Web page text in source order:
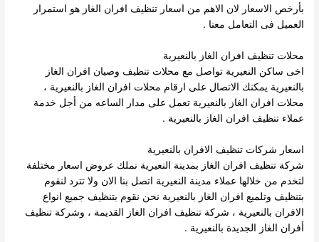
بأرخص الاسعار لان الاهم من اسعار تنظيف افران الغاز هو استمرار
العميل فى التعامل معنا .
محلات تنظيف افران الغاز بالنعيرية
اخى ساكن النعيرية تواصل مع محلات تنظيف وصيان افران الغاز
بالنعيرية يمكنك الاتصال على ارقام محلات افران الغاز بالنعيرية ،
محلات افران الغاز بالنعيرية تعمل على مدار الساعه من أجل خدمة
عملاء تنظيف افران الغاز بالنعيرية .
اسعار شركات تنظيف الافران بالنعيرية
شركة تنظيف افران الغاز بمدينة النعيرية نملك عروض اسعار مختلفة
لتخدم من خلالها عملاء مدينة النعيرية اتصل بنا الان ولا تترد لنقوم
بتنظيف وتلميع افران الغاز بالنعيرية نحن نقوم بتنظيف جميع انواع
الافران بالنعيرية ، شركة تنظيف افران الغاز القديمة ، وشركة تنظيف
أفران الغاز الجديدة بالنعيرية .